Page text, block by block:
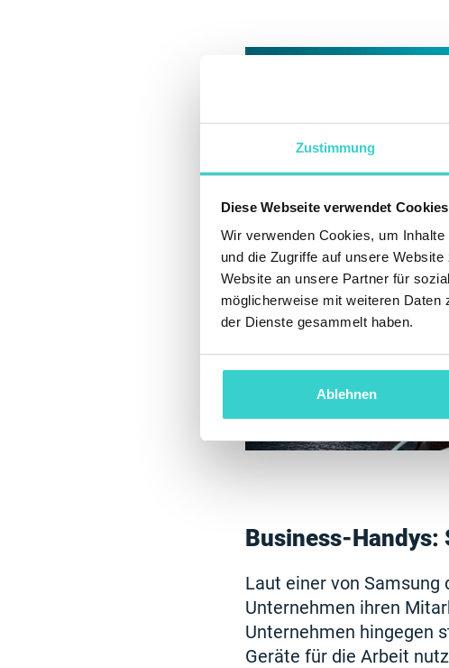
Zustimmung
Diese Webseite verwendet Cookies
Wir verwenden Cookies, um
und die Zugriffe auf unsere
Website an unsere Partner für
möglicherweise mit weiteren Daten
der Dienste gesammelt haben.
Ablehnen
Business-Handys:
Laut einer von Samsung
Unternehmen ihren
Unternehmen hingegen
Geräte für die Arbeit